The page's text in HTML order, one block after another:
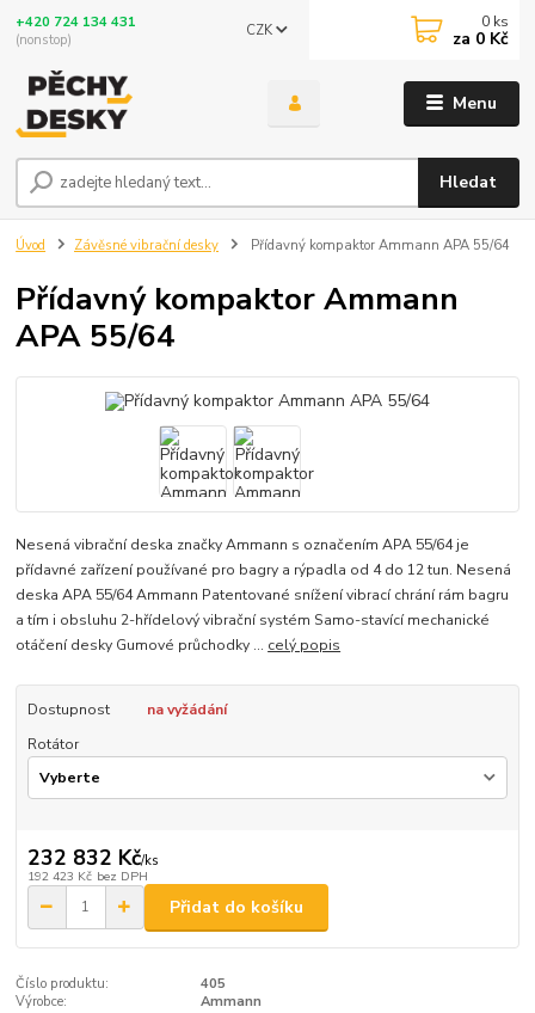
Menu
CZK
Hledat
+420 724 134 431
(nonstop)
0 ks
za 0 Kč
Úvod Závěsné vibrační desky Přídavný kompaktor Ammann APA 55/64
Přídavný kompaktor Ammann
APA 55/64
Nesená vibrační deska značky Ammann s označením APA 55/64 je
přídavné zařízení používané pro bagry a rýpadla od 4 do 12 tun. Nesená
deska APA 55/64 Ammann Patentované snížení vibrací chrání rám bagru
a tím i obsluhu 2-hřídelový vibrační systém Samo-stavící mechanické
otáčení desky Gumové průchodky ... celý popis
Dostupnost
na vyžádání
Rotátor
232 832 Kč/ks
192 423 Kč bez DPH
Přidat do košíku
Číslo produktu:
405
Výrobce:
Ammann